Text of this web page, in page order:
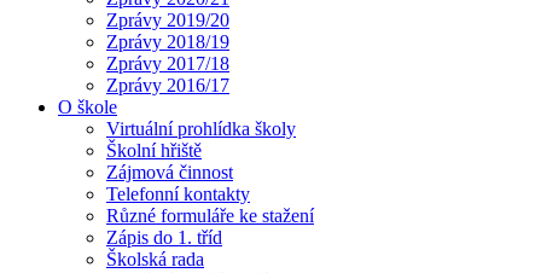
Zprávy 2019/20
Zprávy 2018/19
Zprávy 2017/18
Zprávy 2016/17
O škole
Virtuální prohlídka školy
Školní hřiště
Zájmová činnost
Telefonní kontakty
Různé formuláře ke stažení
Zápis do 1. tříd
Školská rada